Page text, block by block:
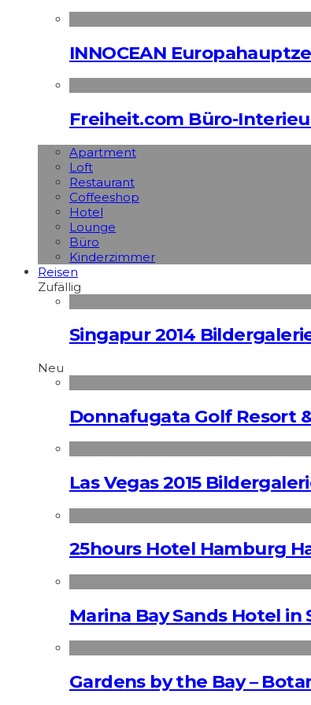
INNOCEAN
Freiheit.com Büro-
Apart­ment
Loft
Restaurant
Coffeeshop
Hotel
Lounge
Büro
Kinderzimmer
Reisen
Zufällig
Singapur 2014
Neu
Donnafugata Golf Resort
Las Vegas 2015
25hours Hotel Hamburg
Marina Bay Sands Hotel
Gardens by the Bay –